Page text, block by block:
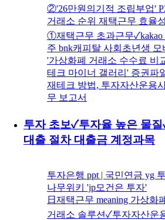
②'26만원의기적 조립부업'
거래소 순위 재택근무 효율성
①재택근무 초과근무
주 bnk캐피탈 사회초년생 모
'가상화폐 거래소 수수료 비
테크 마이너 갤러리' 증권파
재테크 방법, 투자자산운용
무 보고서
투자 초보✓투자율 높은 물
대출 절차 대출금 계정과목
투자은행 ppt | 국민연금 yg
나무위키 'jp모건은 투자'
日재택근무 meaning 가상화
거래소 솔루션✓투자자산운